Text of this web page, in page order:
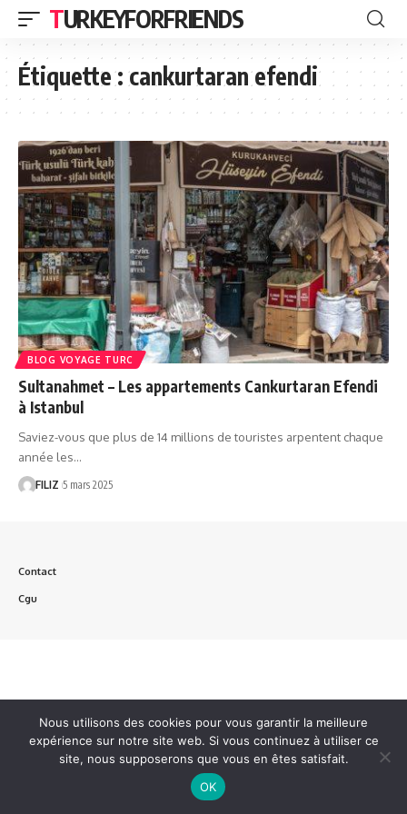
TURKEYFORFRIENDS
Étiquette :cankurtaran efendi
BLOG VOYAGE TURC
Sultanahmet – Les appartements Cankurtaran Efendi
à Istanbul
Saviez-vous que plus de 14 millions de touristes arpentent chaque
année les…
FILIZ 5 mars 2025
Contact
Cgu
Nous utilisons des cookies pour vous garantir la meilleure
expérience sur notre site web. Si vous continuez à utiliser ce
site, nous supposerons que vous en êtes satisfait.
OK